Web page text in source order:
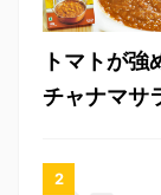
トマトが強
チャナマサ